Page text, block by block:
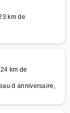
km de
km de
d anniversaire,